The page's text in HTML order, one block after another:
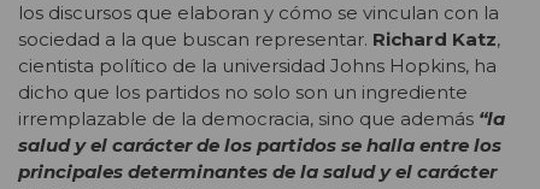
los discursos que elaboran y cómo se vinculan con la
sociedad a la que buscan representar. Richard Katz,
cientista político de la universidad Johns Hopkins, ha
dicho que los partidos no solo son un ingrediente
irremplazable de la democracia, sino que además “la
salud y el carácter de los partidos se halla entre los
principales determinantes de la salud y el carácter